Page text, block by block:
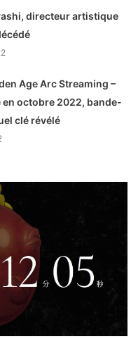
directeur artistique
Age Arc Streaming –
en octobre 2022, bande-
clé révélé